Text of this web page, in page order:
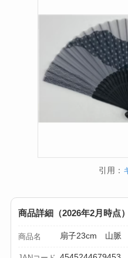
引用：
商品詳細（2026年2月時点）
商品名 扇子23cm 山脈